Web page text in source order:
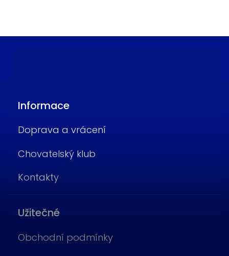
Informace
Doprava a vrácení
Chovatelský klub
Kontakty
Užitečné
Obchodní podmínky